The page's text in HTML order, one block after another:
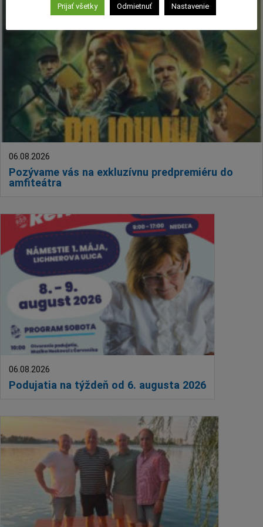
Deti a rodina
Benefícia
Duchovný život
EkoMesto
Tradície
Veda
Zvieratá
Pracovné ponuky
Pozývame vás na exkluzívnu predpremiéru do
amfiteátra
06.08.2026
Podujatia na týždeň od 6. augusta 2026
06.08.2026
Prijať všetky Odmietnuť Nastavenie